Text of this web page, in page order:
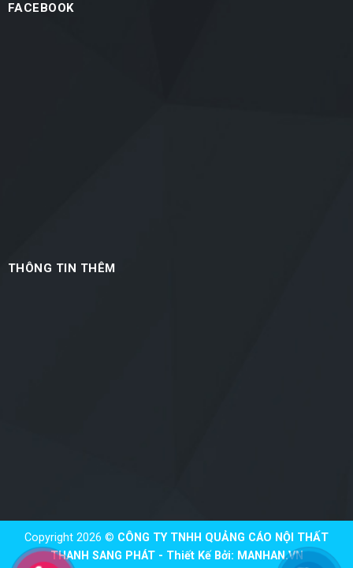
FACEBOOK
THÔNG TIN THÊM
Copyright 2026 © CÔNG TY TNHH QUẢNG CÁO NỘI THẤT
THANH SANG PHÁT - Thiết Kế Bởi: MANHAN.VN